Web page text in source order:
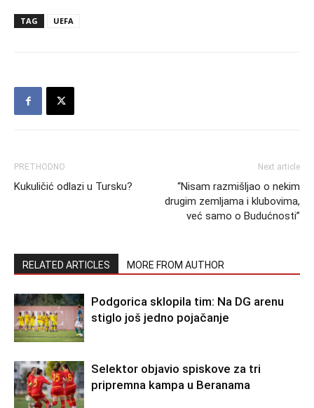
TAG UEFA
PRETHODNO
Kukuličić odlazi u Tursku?
Next article
“Nisam razmišljao o nekim
drugim zemljama i klubovima,
već samo o Budućnosti”
RELATED ARTICLES MORE FROM AUTHOR
Podgorica sklopila tim: Na DG arenu
stiglo još jedno pojačanje
Selektor objavio spiskove za tri
pripremna kampa u Beranama